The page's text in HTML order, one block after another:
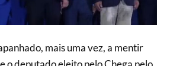
mais uma vez, a mentir